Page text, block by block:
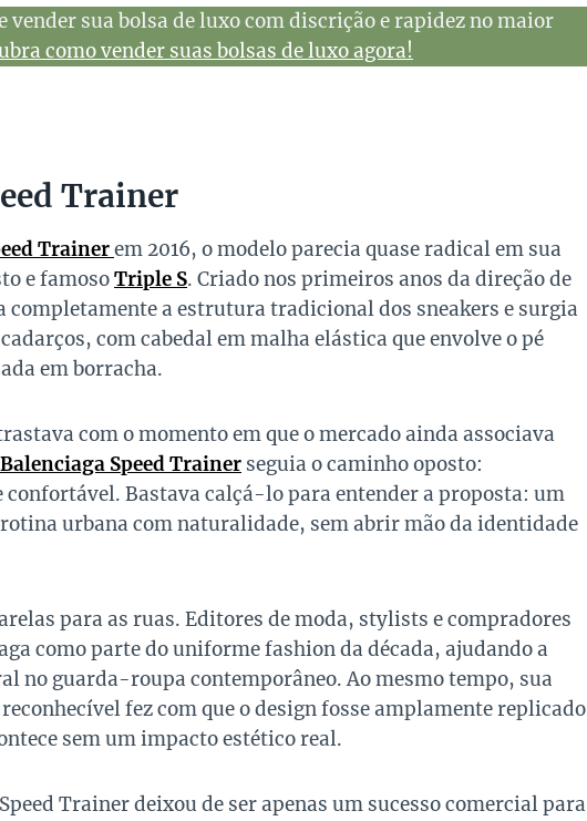
vender sua bolsa de luxo com discrição e rapidez no maior
como vender suas bolsas de luxo agora!
Trainer
Trainerem 2016, o modelo parecia quase radical em sua
e famosoTriple S. Criado nos primeiros anos da direção de
completamente a estrutura tradicional dos sneakers e surgia
com cabedal em malha elástica que envolve o pé
em borracha.
com o momento em que o mercado ainda associava
Balenciaga Speed Trainer seguia o caminho oposto:
Bastava calçá-lo para entender a proposta: um
urbana com naturalidade, sem abrir mão da identidade
para as ruas. Editores de moda, stylists e compradores
como parte do uniforme fashion da década, ajudando a
no guarda-roupa contemporâneo. Ao mesmo tempo, sua
fez com que o design fosse amplamente replicado
sem um impacto estético real.
Trainer deixou de ser apenas um sucesso comercial para